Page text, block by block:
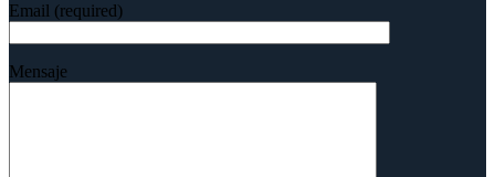
Email (required)
Mensaje